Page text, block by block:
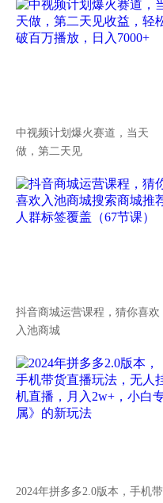
中视频计划爆火赛道，当天
做，第二天见
抖音商城运营课程，猜你喜欢
入池商城
2024年拼多多2.0版本，手机带